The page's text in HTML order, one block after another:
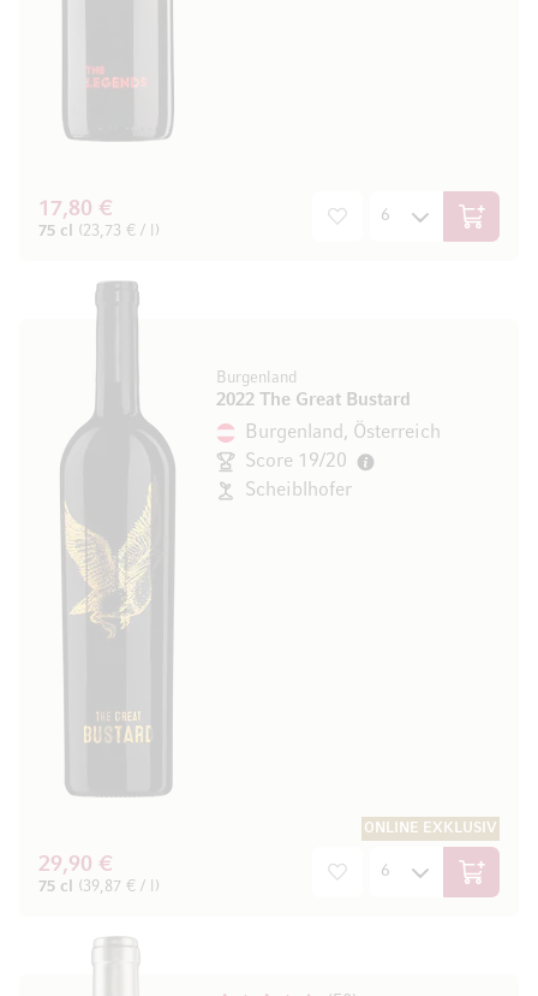
17,80 €
75 cl (23,73 € / l) In den
Burgenland
2022 The Great Bustard
Burgenland, Österreich
Score 19/20
Scheiblhofer
ONLINE EXKLUSIV
29,90 €
75 cl (39,87 € / l) In den